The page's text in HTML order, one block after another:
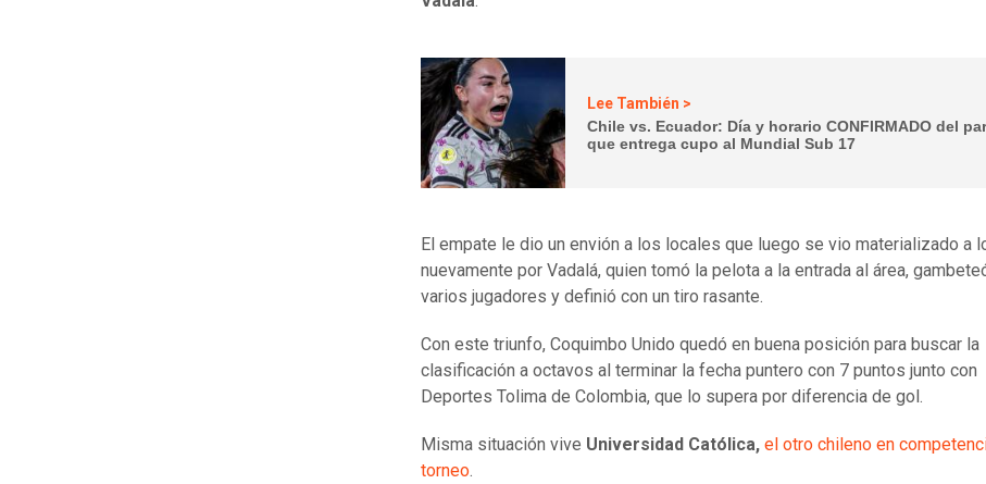
Lee También >
Chile vs. Ecuador: Día y horario CONFIRMADO del
que entrega cupo al Mundial Sub 17
El empate le dio un envión a los locales que luego se vio materializado a
nuevamente por Vadalá, quien tomó la pelota a la entrada al área,
varios jugadores y definió con un tiro rasante.
Con este triunfo, Coquimbo Unido quedó en buena posición para buscar la
clasificación a octavos al terminar la fecha puntero con 7 puntos junto con
Deportes Tolima de Colombia, que lo supera por diferencia de gol.
Misma situación vive Universidad Católica, el otro chileno en
torneo.